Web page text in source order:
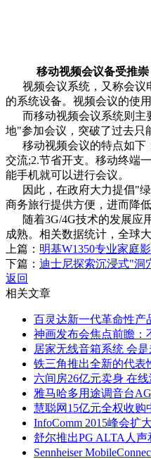
移动视频会议备受推崇
视频会议系统，又称会议
的系统设备。视频会议的使
而移动视频会议系统则主
地"参加会议，突破了过去只
移动视频会议的特点如下
交流;2.节省开支。移动终端
能手机就可以进行会议。
因此，在政府大力提倡"绿
商务旅行提供方便，进而降
随着3G/4G技术的发展应
成熟。相关数据统计，全球
上篇： 明基W1350专业家庭
下篇： 迪士尼探索沉浸式"洞
返回
相关文章
百灵达新一代革命性产
神画发布会焦点前瞻：
居家无线音箱系统 会
铁三角推出全新的代表
六间房26亿元卖身 在
雅马哈多用途调音台
慧聪网15亿元全权收购
InfoComm 2015峰会扩
舒尔推出PG ALTA人声
Sennheiser